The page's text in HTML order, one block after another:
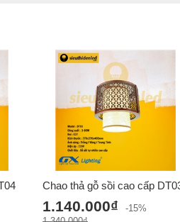
Chao thả gỗ sồi cao cấp
1.140.000₫
-15%